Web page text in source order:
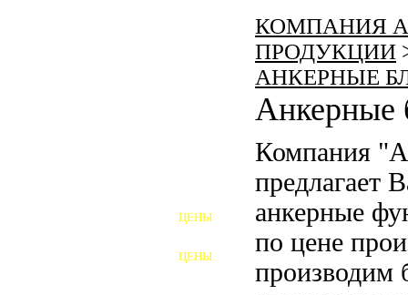
КОМПАНИЯ
ПРОДУКЦИИ
АНКЕРНЫЕ
Анкерные
Компания
предлагает
анкерные
по цене
ЦЕНЫ
ЦЕНЫ
ШАЙБЫ ФУНДАМЕНТНЫЕ